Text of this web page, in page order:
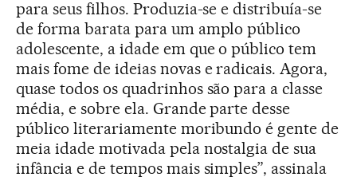
para seus filhos. Produzia-se e distribuía-se
de forma barata para um amplo público
adolescente, a idade em que o público tem
mais fome de ideias novas e radicais. Agora,
quase todos os quadrinhos são para a classe
média, e sobre ela. Grande parte desse
público literariamente moribundo é gente de
meia idade motivada pela nostalgia de sua
infância e de tempos mais simples”, assinala